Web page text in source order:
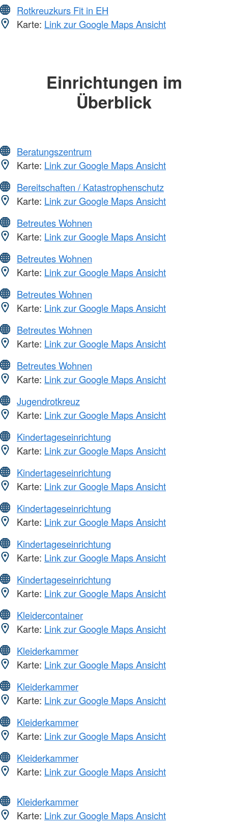
Rotkreuzkurs Fit in EH
Karte: Link zur Google Maps Ansicht
Einrichtungen im
Überblick
Beratungszentrum
Karte: Link zur Google Maps Ansicht
Bereitschaften / Katastrophenschutz
Karte: Link zur Google Maps Ansicht
Betreutes Wohnen
Karte: Link zur Google Maps Ansicht
Betreutes Wohnen
Karte: Link zur Google Maps Ansicht
Betreutes Wohnen
Karte: Link zur Google Maps Ansicht
Betreutes Wohnen
Karte: Link zur Google Maps Ansicht
Betreutes Wohnen
Karte: Link zur Google Maps Ansicht
Jugendrotkreuz
Karte: Link zur Google Maps Ansicht
Kindertageseinrichtung
Karte: Link zur Google Maps Ansicht
Kindertageseinrichtung
Karte: Link zur Google Maps Ansicht
Kindertageseinrichtung
Karte: Link zur Google Maps Ansicht
Kindertageseinrichtung
Karte: Link zur Google Maps Ansicht
Kindertageseinrichtung
Karte: Link zur Google Maps Ansicht
Kleidercontainer
Karte: Link zur Google Maps Ansicht
Kleiderkammer
Karte: Link zur Google Maps Ansicht
Kleiderkammer
Karte: Link zur Google Maps Ansicht
Kleiderkammer
Karte: Link zur Google Maps Ansicht
Kleiderkammer
Karte: Link zur Google Maps Ansicht
Kleiderkammer
Karte: Link zur Google Maps Ansicht